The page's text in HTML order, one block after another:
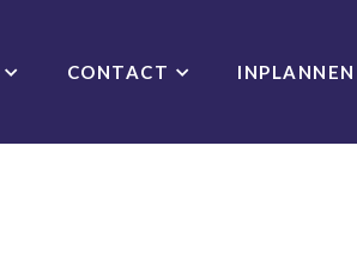
CONTACT INPLANNEN